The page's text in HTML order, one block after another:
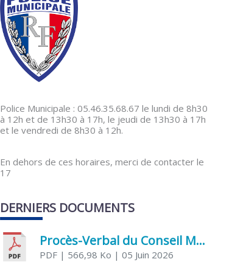
Police Municipale : 05.46.35.68.67 le lundi de 8h30
à 12h et de 13h30 à 17h, le jeudi de 13h30 à 17h
et le vendredi de 8h30 à 12h.
En dehors de ces horaires, merci de contacter le
17
DERNIERS DOCUMENTS
Procès-Verbal du Conseil Municipal du 5 juin 2026
PDF | 566,98 Ko | 05 Juin 2026